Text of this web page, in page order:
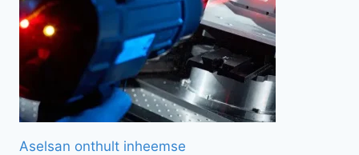
Aselsan onthult inheemse